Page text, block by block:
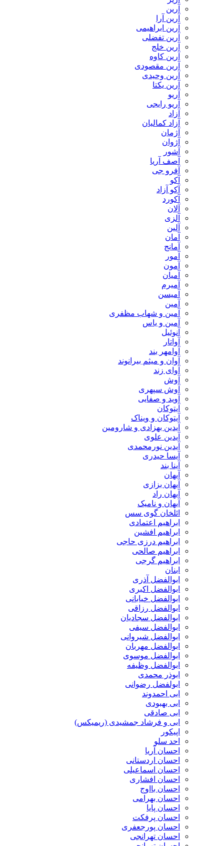
آرین
آرین آرا
آرین ابراهیمی
آرین تفضلی
آرین خلج
آرین کاوه
آرین مقصودی
آرین وحیدی
آرین یکتا
آریو
آریو رایجی
آزاد
آزاد کمالیان
آژمان
آژوان
آشور
آصف آریا
آفرو جی
آکو
آکو آزاد
آکورد
آلان
آلزی
آلین
آمان
آمانج
آمور
آمون
آمیان
آمیرم
آمیسن
آمین
آمین و شهاب مظفری
آمین و یاس
آنوئیل
آواتار
آوامهر بند
آوان و میثم بیرانوند
آوای زند
آوش
آوش سپهری
آوید و صفایی
آیتوکان
آیتوکان و ویناک
آیدین بهزادی و شارومین
آیدین علوی
آیدین نورمحمدی
آیسا حیدری
آینا بند
آیهان
آیهان بزازی
آیهان راد
آیهان و نامیک
ائلخان گوی سس
ابراهیم اعتمادی
ابراهیم افشین
ابراهیم درزی حاجی
ابراهیم صالحی
ابراهیم گرجی
ابنان
ابوالفضل آذری
ابوالفضل اکبری
ابوالفضل خیابانی
ابوالفضل رزاقی
ابوالفضل سجادیان
ابوالفضل سیفی
ابوالفضل شیروانی
ابوالفضل مهربان
ابوالفضل موسوی
ابوالفضل وظیفه
ابوذر محمدی
ابولفضل رضوانی
ابی احمدوند
ابی بهبودی
ابی صادقی
ابی و فرشاد جمشیدی (ریمیکس)
اپیکور
احد سلو
احسان آریا
احسان اردستانی
احسان اسماعیلی
احسان افشاری
احسان بااوج
احسان بهرامی
احسان پایا
احسان پرفکت
احسان پورجعفری
احسان تهرانجی